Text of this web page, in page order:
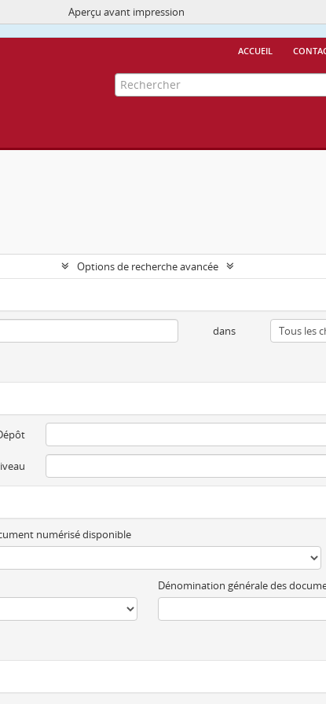
Ce site utilise des cookiesMore Info.
accueil
Aperçu avant impression
Options de recherche avancée
dans
numérisé disponible
Dénomination générale des